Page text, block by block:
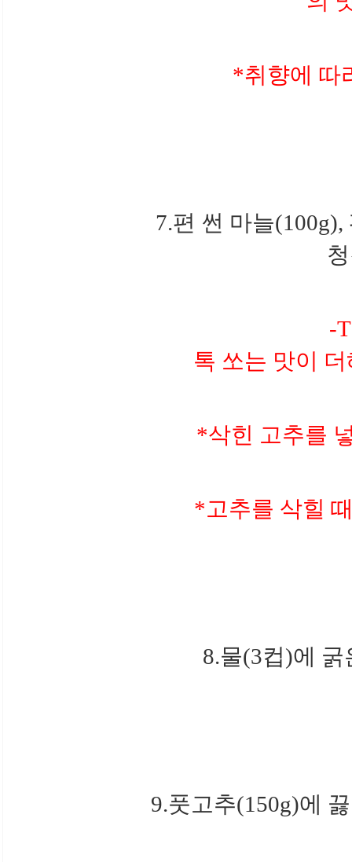
*취향에 따
7.편 썬 마늘
-
톡 쏘는 맛이
*삭힌 고추를
*고추를 삭힐
8.물(3컵)에
9.풋고추(150g)에